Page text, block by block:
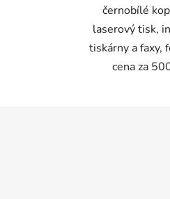
černobílé
laserový tisk,
tiskárny a faxy,
cena za